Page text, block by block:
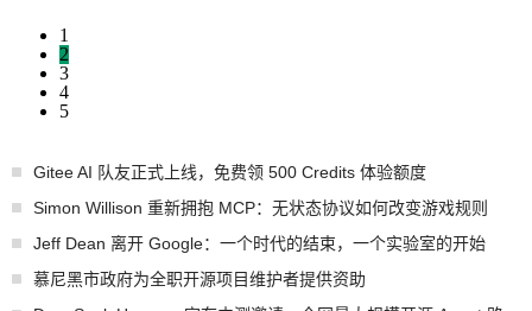
1
2
3
4
5
Gitee AI 队友正式上线，免费领 500 Credits 体验额度
Simon Willison 重新拥抱 MCP：无状态协议如何改变游戏规则
Jeff Dean 离开 Google：一个时代的结束，一个实验室的开始
慕尼黑市政府为全职开源项目维护者提供资助